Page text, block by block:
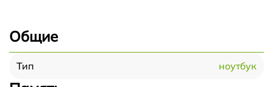
Общие
Тип ноутбук